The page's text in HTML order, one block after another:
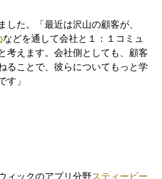
した。「最近は沢山の顧客が、
などを通して会社と１：１コミュ
考えます。会社側としても、顧客
ることで、彼らについてもっと学
す」
ィックのアプリ分野スティービー